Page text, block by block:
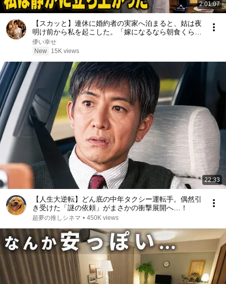
2:01:07
【スカッと】連休に婚約者の実家へ泊まると、姑は夜
明け前から私を起こした。「嫁になるなら朝食くらい
作りなさい」婚約者まで「点数を稼げよ」と笑った
――私は静かに立ち上がった……。
儚い幸せ
New
15K views
22:33
【人生大逆転】どん底の中年タクシー運転手。偶然引
き受けた「謎の依頼」がまさかの衝撃展開へ…！
超夢の推しシネマ • 450K views